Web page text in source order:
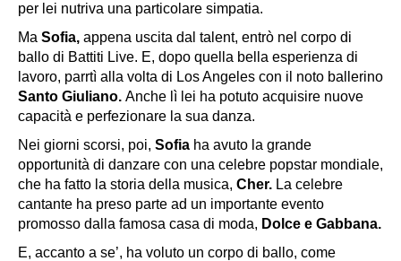
per lei nutriva una particolare simpatia.
Ma Sofia, appena uscita dal talent, entrò nel corpo di
ballo di Battiti Live. E, dopo quella bella esperienza di
lavoro, parrtì alla volta di Los Angeles con il noto ballerino
Santo Giuliano. Anche lì lei ha potuto acquisire nuove
capacità e perfezionare la sua danza.
Nei giorni scorsi, poi, Sofia ha avuto la grande
opportunità di danzare con una celebre popstar mondiale,
che ha fatto la storia della musica, Cher. La celebre
cantante ha preso parte ad un importante evento
promosso dalla famosa casa di moda, Dolce e Gabbana.
E, accanto a se’, ha voluto un corpo di ballo, come